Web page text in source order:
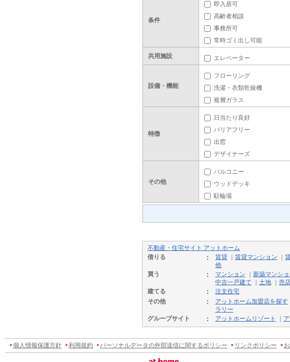
条件
即入居可
高齢者相談
事務所可
常時ゴミ出し可能
共用施設 エレベーター
設備・機能
フローリング
洗濯・衣類乾燥機
複層ガラス
特徴
日当たり良好
バリアフリー
出窓
デザイナーズ
その他
バルコニー
ウッドデッキ
駐輪場
不動産・住宅サイト アットホーム
借りる
賃貸 賃貸マンション
他
買う
マンション 新築マンシ
中古一戸建て
土地 売
建てる
注文住宅
その他
アットホーム加盟店を探す
ラリー
グループサイト
アットホームリゾート
個人情報保護方針 利用規約 パーソナルデータの外部送信に関するポリシー リンクポリシー